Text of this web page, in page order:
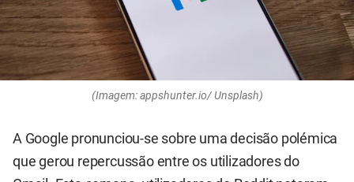
(Imagem: appshunter.io/ Unsplash)
A Google pronunciou-se sobre uma decisão polémica
que gerou repercussão entre os utilizadores do